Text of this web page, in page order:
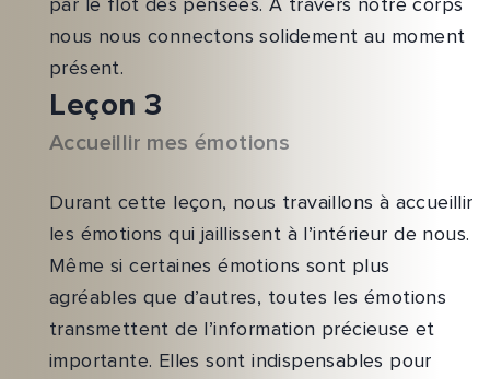
par le flot des pensées. À travers notre corps
nous nous connectons solidement au moment
présent.
Leçon 3
Accueillir mes émotions
Durant cette leçon, nous travaillons à accueillir
les émotions qui jaillissent à l’intérieur de nous.
Même si certaines émotions sont plus
agréables que d’autres, toutes les émotions
transmettent de l’information précieuse et
importante. Elles sont indispensables pour